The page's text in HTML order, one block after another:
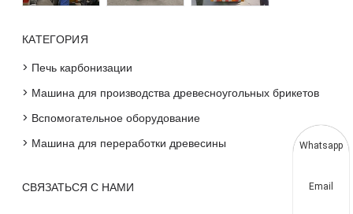
КАТЕГОРИЯ
> Печь карбонизации
> Машина для производства древесноугольных брикетов
> Вспомогательное оборудование
> Машина для переработки древесины
СВЯЗАТЬСЯ С НАМИ
Whatsapp
Email